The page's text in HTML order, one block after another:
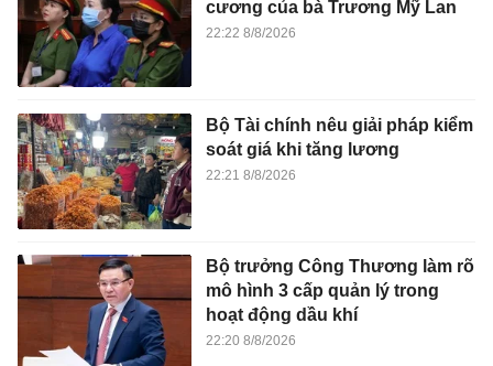
cương của bà Trương Mỹ Lan
22:22 8/8/2026
Bộ Tài chính nêu giải pháp kiểm
soát giá khi tăng lương
22:21 8/8/2026
Bộ trưởng Công Thương làm rõ
mô hình 3 cấp quản lý trong
hoạt động dầu khí
22:20 8/8/2026